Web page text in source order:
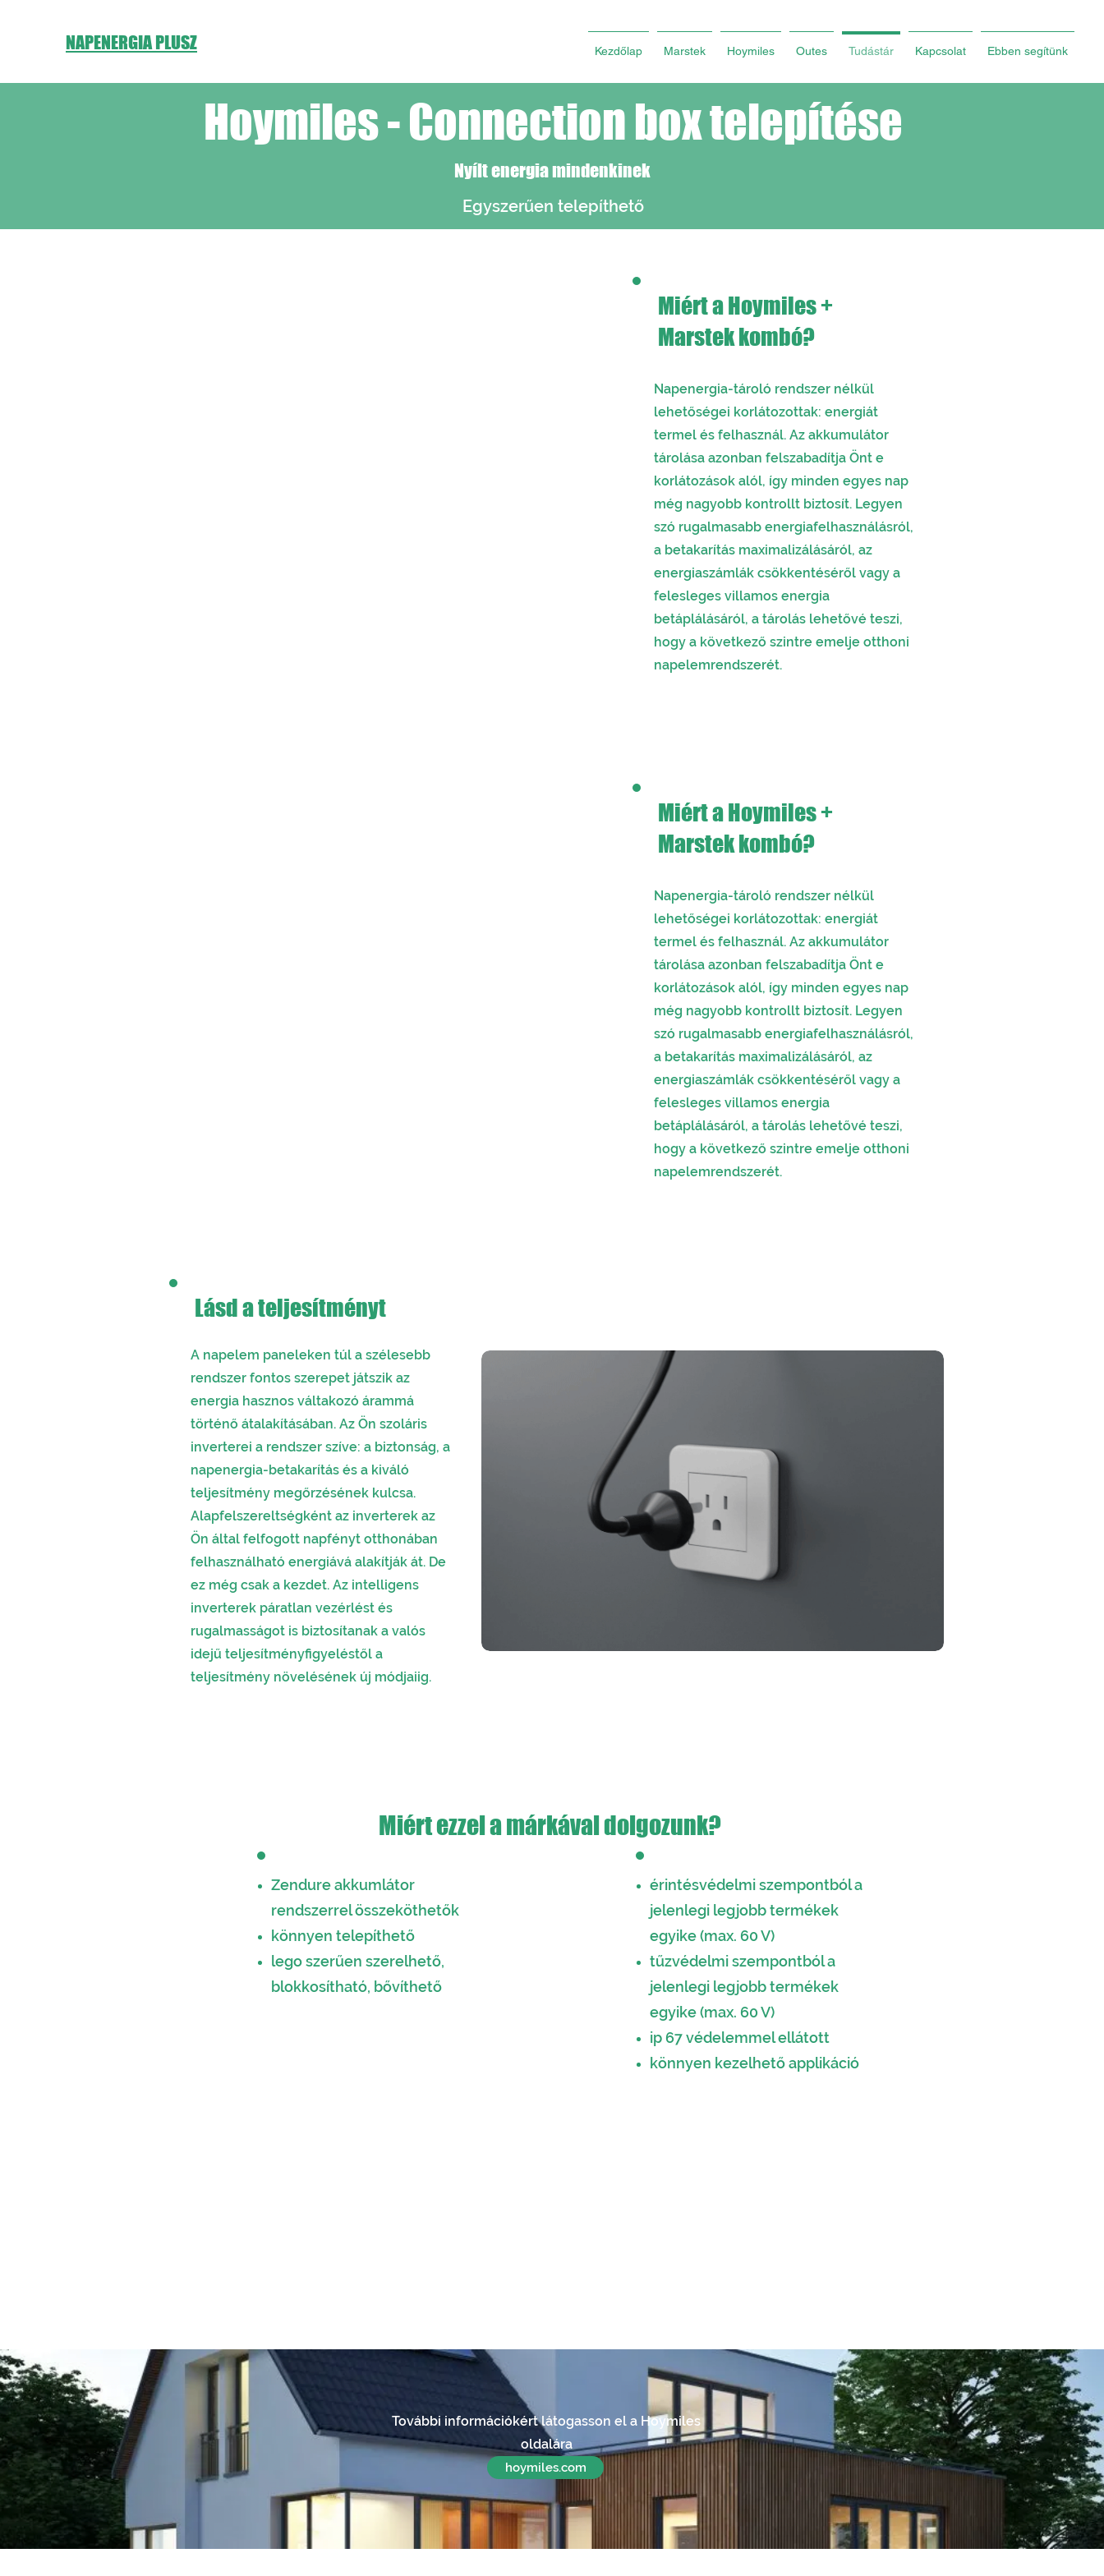
NAPENERGIA PLUSZ Kezdőlap Marstek Hoymiles Outes Tudástár Kapcsolat Ebben segítünk
Hoymiles - Connection box telepítése
Nyílt energia mindenkinek
Egyszerűen telepíthető
Napközben termel
Miért a Hoymiles +
Marstek kombó?
Napenergia-tároló rendszer nélkül
lehetőségei korlátozottak: energiát
termel és felhasznál. Az akkumulátor
tárolása azonban felszabadítja Önt e
korlátozások alól, így minden egyes nap
még nagyobb kontrollt biztosít. Legyen
szó rugalmasabb energiafelhasználásról,
a betakarítás maximalizálásáról, az
energiaszámlák csökkentéséről vagy a
felesleges villamos energia
betáplálásáról, a tárolás lehetővé teszi,
hogy a következő szintre emelje otthoni
napelemrendszerét.
Napközben termel
Miért a Hoymiles +
Marstek kombó?
Napenergia-tároló rendszer nélkül
lehetőségei korlátozottak: energiát
termel és felhasznál. Az akkumulátor
tárolása azonban felszabadítja Önt e
korlátozások alól, így minden egyes nap
még nagyobb kontrollt biztosít. Legyen
szó rugalmasabb energiafelhasználásról,
a betakarítás maximalizálásáról, az
energiaszámlák csökkentéséről vagy a
felesleges villamos energia
betáplálásáról, a tárolás lehetővé teszi,
hogy a következő szintre emelje otthoni
napelemrendszerét.
Lásd a teljesítményt
A napelem paneleken túl a szélesebb
rendszer fontos szerepet játszik az
energia hasznos váltakozó árammá
történő átalakításában. Az Ön szoláris
inverterei a rendszer szíve: a biztonság, a
napenergia-betakarítás és a kiváló
teljesítmény megőrzésének kulcsa.
Alapfelszereltségként az inverterek az
Ön által felfogott napfényt otthonában
felhasználható energiává alakítják át. De
ez még csak a kezdet. Az intelligens
inverterek páratlan vezérlést és
rugalmasságot is biztosítanak a valós
idejű teljesítményfigyeléstől a
teljesítmény növelésének új módjaiig.
Miért ezzel a márkával dolgozunk?
Zendure akkumlátor
rendszerrel összeköthetők
könnyen telepíthető
lego szerűen szerelhető,
blokkosítható, bővíthető
érintésvédelmi szempontból a
jelenlegi legjobb termékek
egyike (max. 60 V)
tűzvédelmi szempontból a
jelenlegi legjobb termékek
egyike (max. 60 V)
ip 67 védelemmel ellátott
könnyen kezelhető applikáció
További információkért látogasson el a Hoymiles
oldalára
hoymiles.com